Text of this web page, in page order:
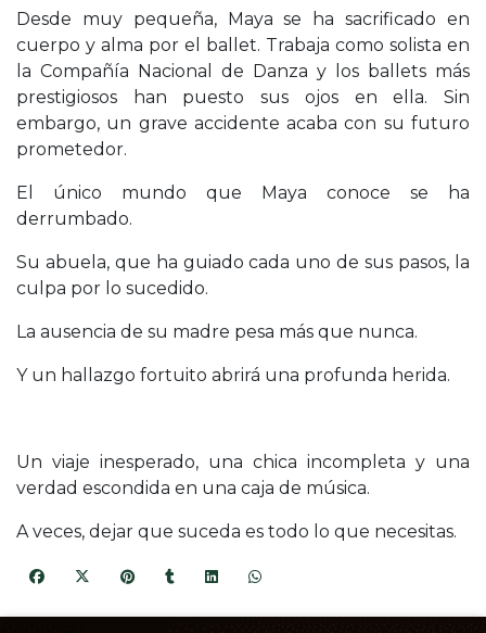
Desde muy pequeña, Maya se ha sacrificado en
cuerpo y alma por el ballet. Trabaja como solista en
la Compañía Nacional de Danza y los ballets más
prestigiosos han puesto sus ojos en ella. Sin
embargo, un grave accidente acaba con su futuro
prometedor.
El único mundo que Maya conoce se ha
derrumbado.
Su abuela, que ha guiado cada uno de sus pasos, la
culpa por lo sucedido.
La ausencia de su madre pesa más que nunca.
Y un hallazgo fortuito abrirá una profunda herida.
Un viaje inesperado, una chica incompleta y una
verdad escondida en una caja de música.
A veces, dejar que suceda es todo lo que necesitas.